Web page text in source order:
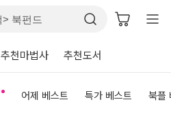
추천마법사 추천도서
어제 베스트 특가 베스트 북플